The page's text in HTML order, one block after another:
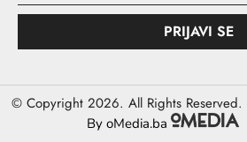
PRIJAVI SE
© Copyright 2026. All Rights Reserved.
By oMedia.ba